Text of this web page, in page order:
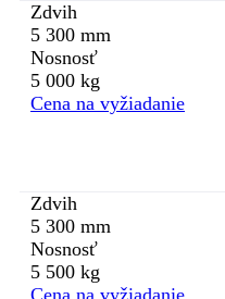
Zdvih
5 300 mm
Nosnosť
5 000 kg
Cena na vyžiadanie
Zdvih
5 300 mm
Nosnosť
5 500 kg